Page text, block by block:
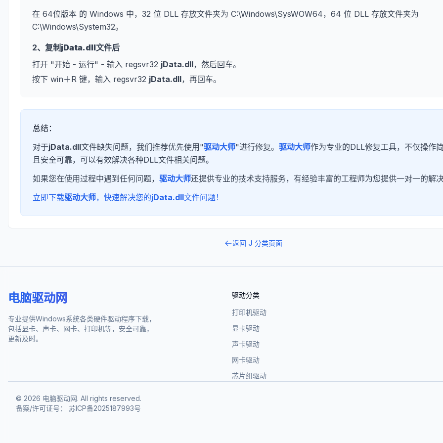
在 64位版本 的 Windows 中，32 位 DLL 存放文件夹为 C:\Windows\SysWOW64，64 位 DLL 存放文件夹为
C:\Windows\System32。
2、复制 jData.dll文件后
打开 "开始 - 运行" - 输入 regsvr32 jData.dll，然后回车。
按下 win＋R 键，输入 regsvr32 jData.dll，再回车。
总结：
对于jData.dll文件缺失问题，我们推荐优先使用"驱动大师"进行修复。 驱动大师作为专业的DLL修复工具，不仅操作
且安全可靠，可以有效解决各种DLL文件相关问题。
如果您在使用过程中遇到任何问题， 驱动大师还提供专业的技术支持服务，有经验丰富的工程师为您提供一对一的解决
立即下载驱动大师，快速解决您的jData.dll文件问题！
返回 J 分类页面
电脑驱动网
专业提供Windows系统各类硬件驱动程序下载，
包括显卡、声卡、网卡、打印机等，安全可靠，
更新及时。
驱动分类
打印机驱动
显卡驱动
声卡驱动
网卡驱动
芯片组驱动
© 2026 电脑驱动网. All rights reserved.
备案/许可证号：
苏ICP备2025187993号